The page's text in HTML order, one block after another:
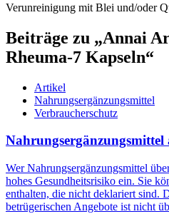
Verunreinigung mit Blei und/oder
Beiträge zu „Annai
Rheuma-7 Kapseln“
Artikel
Nahrungsergänzungsmittel
Verbraucherschutz
Nahrungsergänzungsmittel
Wer Nahrungsergänzungsmittel
hohes Gesundheitsrisiko ein. Sie
enthalten, die nicht deklariert sind.
betrügerischen Angebote ist nicht